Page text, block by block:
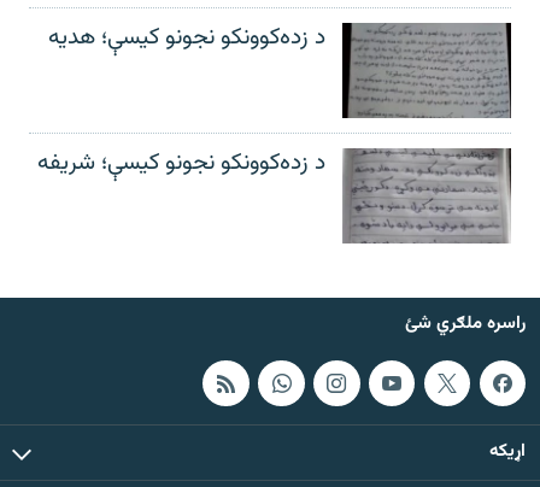
د زده‌کوونکو نجونو کیسې؛ هدیه
د زده‌کوونکو نجونو کیسې؛ شریفه
راسره ملګري شئ
اړيکه